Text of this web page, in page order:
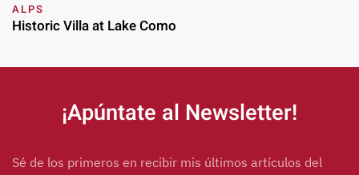
ALPS
Historic Villa at Lake Como
¡Apúntate al Newsletter!
Sé de los primeros en recibir mis últimos artículos del